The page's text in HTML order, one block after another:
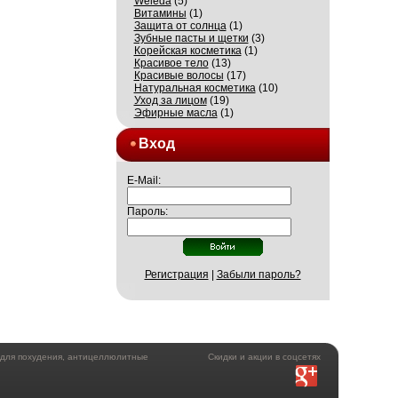
Витамины (1)
Защита от солнца(1)
Зубные пасты и щетки (3)
Корейская косметика(1)
Красивое тело(13)
Красивые волосы (17)
Натуральная косметика(10)
Уход за лицом(19)
Эфирные масла(1)
Вход
E-Mail:
Пароль:
Регистрация Забыли пароль?
Скидки и акции в соцсетях
похудения, антицеллюлитные